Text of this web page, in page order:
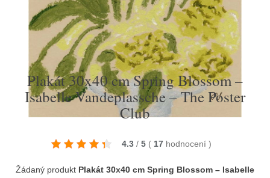
Plakát 30x40 cm Spring Blossom –
Isabelle Vandeplassche – The Poster
Club
4.3 / 5 ( 17 hodnocení )
Žádaný produkt Plakát 30x40 cm Spring Blossom – Isabelle